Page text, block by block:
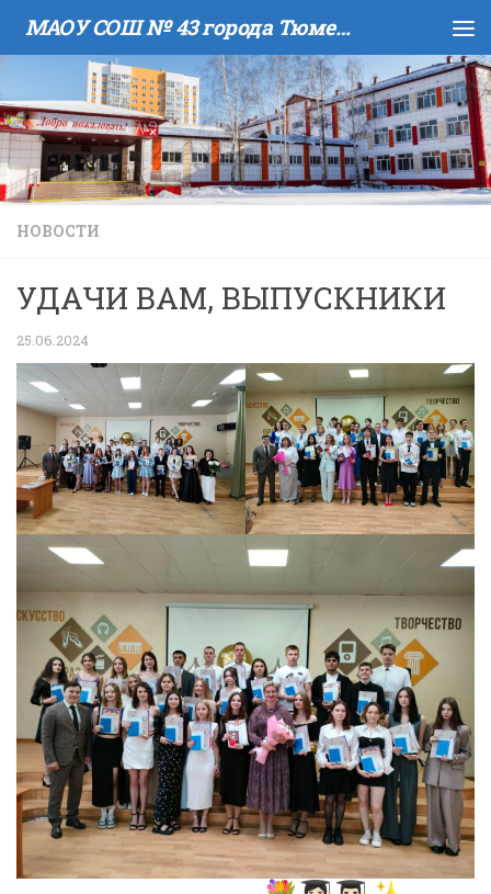
Skip to content МАОУ COШ № 43 города Тюмени имени В.И. Муравленко
НОВОСТИ
УДАЧИ ВАМ, ВЫПУСКНИКИ
25.06.2024